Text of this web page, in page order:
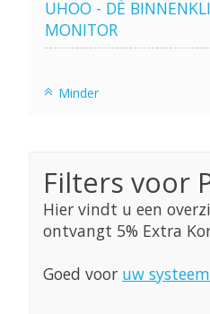
UHOO - DÈ
MONITOR
Minder
Filters voor
Hier vindt u een
ontvangt 5% Extra
Goed voor uw systeem